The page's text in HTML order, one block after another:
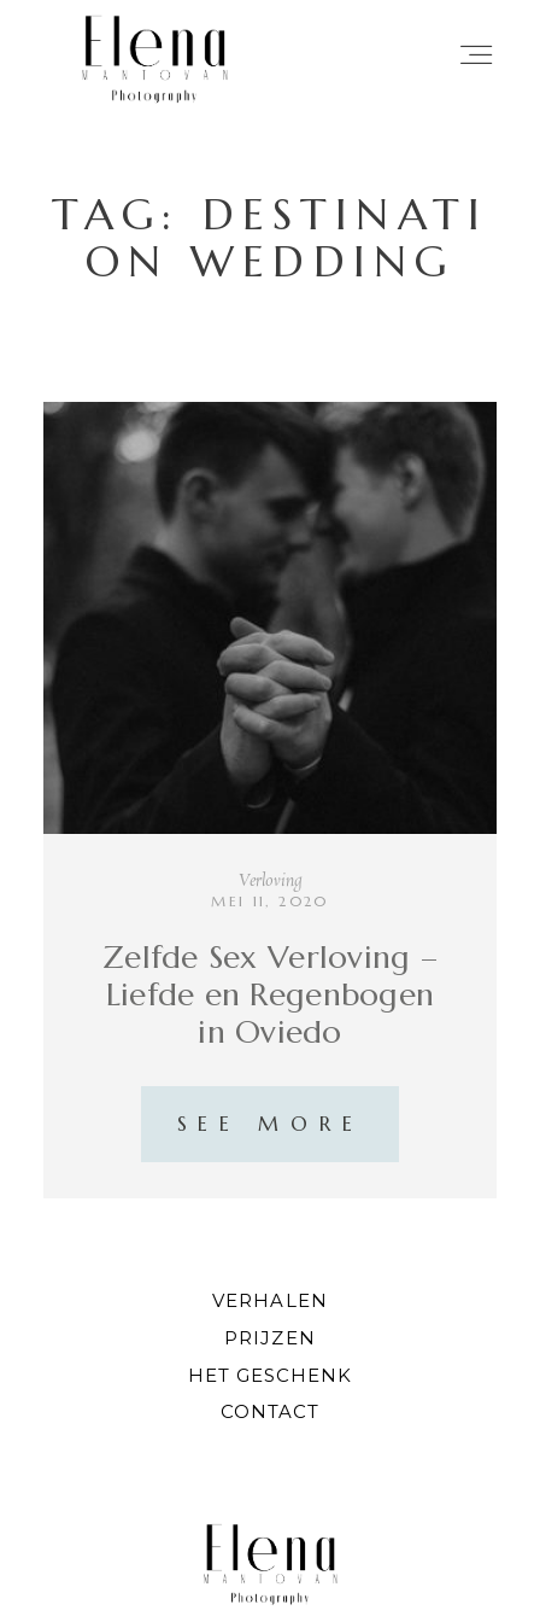
TAG: DESTINATI
ON WEDDING
Verloving
MEI 11, 2020
Zelfde Sex Verloving –
Liefde en Regenbogen
in Oviedo
SEE MORE
VERHALEN
PRIJZEN
HET GESCHENK
CONTACT
FOTOGRAFIE
VERHALEN
CONTACT